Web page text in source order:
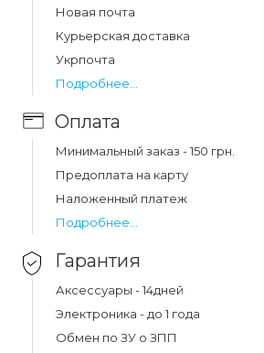
Прочность и гибкость
Какая цена на кабель xo nb200
for lightning 2m black (nb200)?
Цена на кабель xo nb200 2.1a usb
black (nb200) составляет 32 грн.
Новая почта
Курьерская доставка
Укрпочта
Подробнее...
Оплата
Минимальный заказ - 150 грн.
Предоплата на карту
Наложенный платеж
Подробнее...
Гарантия
Аксессуары - 14дней
Электроника - до 1 года
Обмен по ЗУ о ЗПП